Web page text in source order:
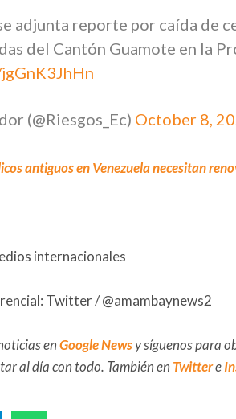
adjunta reporte por caída de
del Cantón Guamote en la
(@Riesgos_Ec) October 8,
antiguos en Venezuela necesitan
internacionales
Twitter /@amambaynews2
enGoogle Newsy síguenos para
al día con todo. También en Twittere